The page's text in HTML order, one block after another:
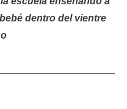
dentro del vientre